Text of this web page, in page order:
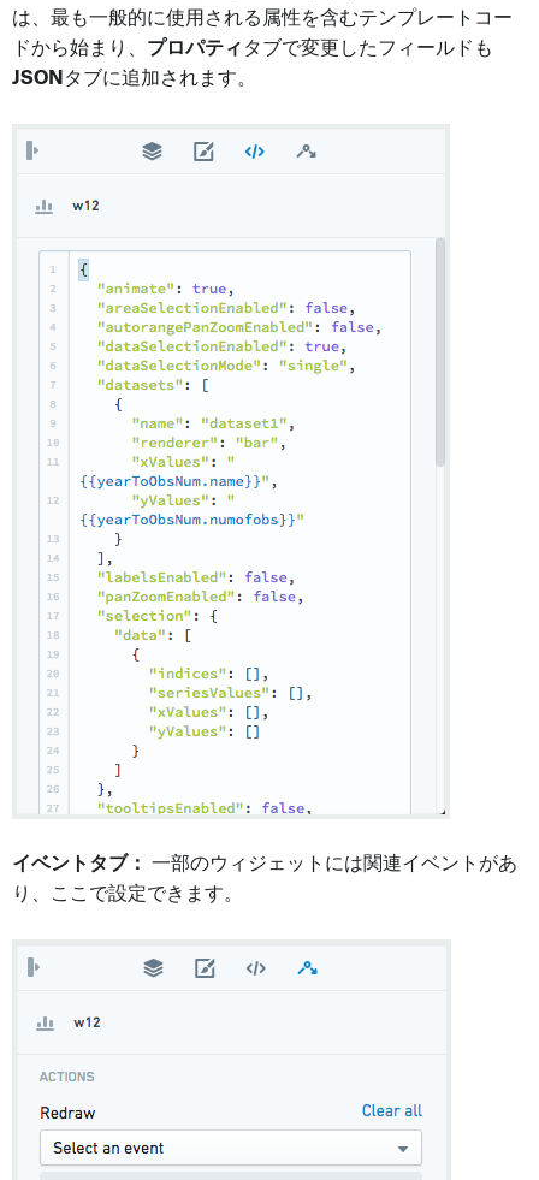
は、最も一般的に使用される属性を含むテンプレートコー
ドから始まり、 プロパティ タブで変更したフィールドも
JSON タブに追加されます。
イベントタブ：
一部のウィジェットには関連イベントがあ
り、ここで設定できます。